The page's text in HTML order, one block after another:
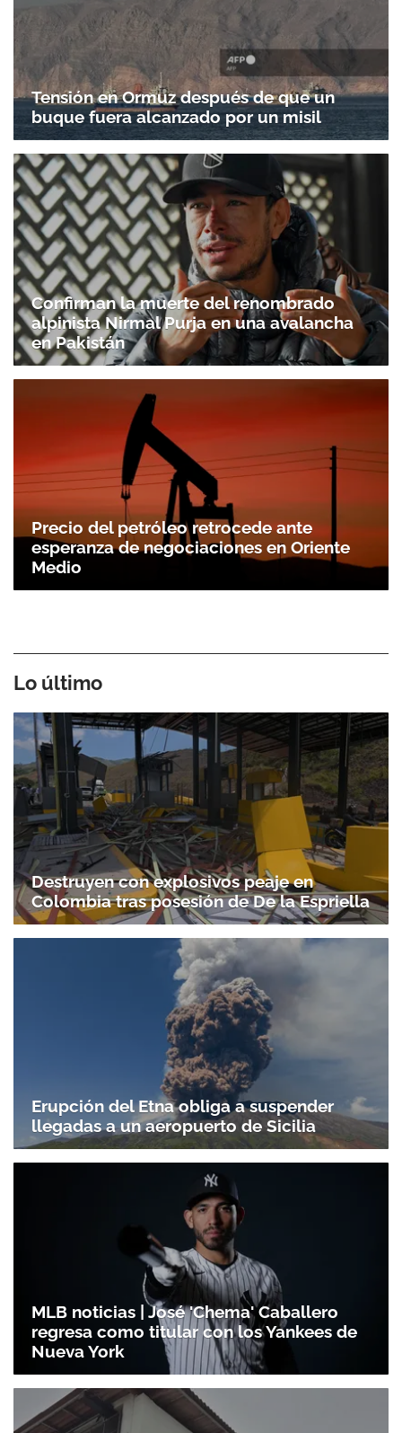
Tensión en Ormuz después de que un
buque fuera alcanzado por un misil
Confirman la muerte del renombrado
alpinista Nirmal Purja en una avalancha
en Pakistán
Precio del petróleo retrocede ante
esperanza de negociaciones en Oriente
Medio
Lo último
Destruyen con explosivos peaje en
Colombia tras posesión de De la Espriella
Erupción del Etna obliga a suspender
llegadas a un aeropuerto de Sicilia
MLB noticias | José 'Chema' Caballero
regresa como titular con los Yankees de
Nueva York